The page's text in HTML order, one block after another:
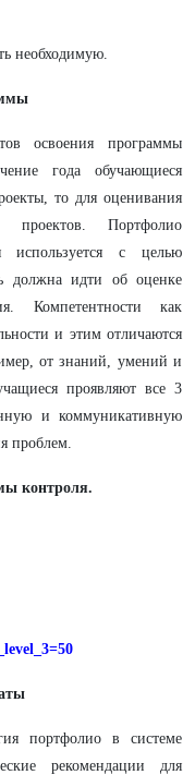
необходимую.
освоения программы
года обучающиеся
то для оценивания
проектов. Портфолио
используется с целью
должна идти об оценке
Компетентности как
и этим отличаются
от знаний, умений и
проявляют все 3
и коммуникативную
проблем.
контроля.
портфолио в системе
рекомендации для